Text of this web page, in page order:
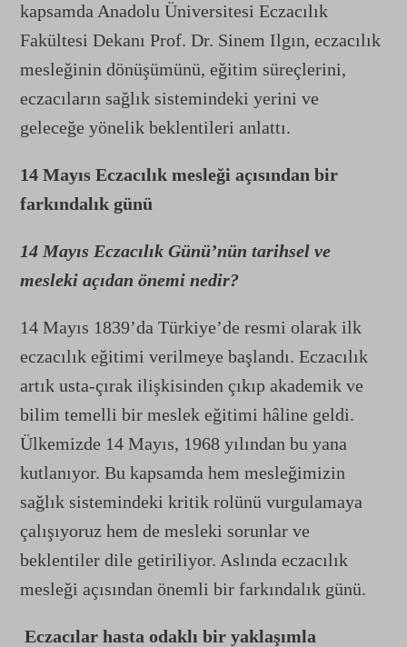
kapsamda Anadolu Üniversitesi Eczacılık
Fakültesi Dekanı Prof. Dr. Sinem Ilgın, eczacılık
mesleğinin dönüşümünü, eğitim süreçlerini,
eczacıların sağlık sistemindeki yerini ve
geleceğe yönelik beklentileri anlattı.
14 Mayıs Eczacılık mesleği açısından bir
farkındalık günü
14 Mayıs Eczacılık Günü’nün tarihsel ve
mesleki açıdan önemi nedir?
14 Mayıs 1839’da Türkiye’de resmi olarak ilk
eczacılık eğitimi verilmeye başlandı. Eczacılık
artık usta-çırak ilişkisinden çıkıp akademik ve
bilim temelli bir meslek eğitimi hâline geldi.
Ülkemizde 14 Mayıs, 1968 yılından bu yana
kutlanıyor. Bu kapsamda hem mesleğimizin
sağlık sistemindeki kritik rolünü vurgulamaya
çalışıyoruz hem de mesleki sorunlar ve
beklentiler dile getiriliyor. Aslında eczacılık
mesleği açısından önemli bir farkındalık günü.
Eczacılar hasta odaklı bir yaklaşımla